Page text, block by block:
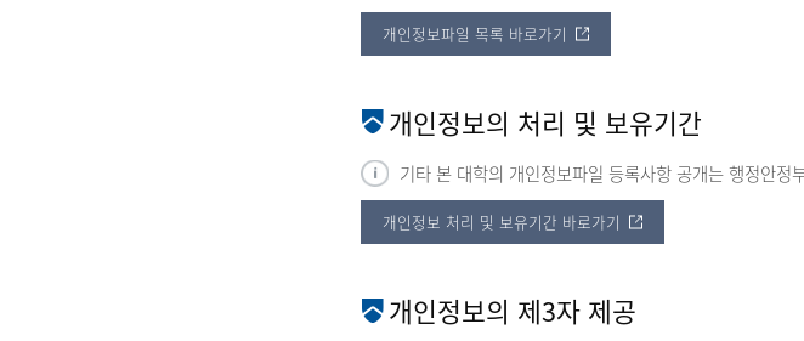
개인정보파일 목록 바로가기
개인정보의 처리 및 보유기간
기타 본 대학의 개인정보파일 등록사항 공개는 행정안
개인정보 처리 및 보유기간 바로가기
개인정보의 제3자 제공